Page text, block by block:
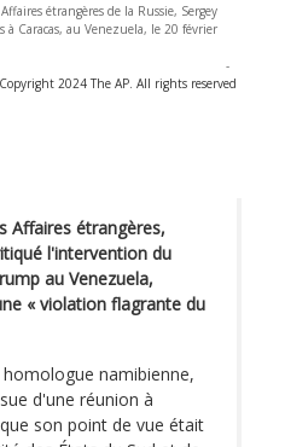
étrangères de la Russie, Sergey
Caracas, au Venezuela, le 20 février
-
2024 The AP. All rights reserved
Affaires étrangères,
l'intervention du
au Venezuela,
« violation flagrante du
namibienne,
d'une réunion à
son point de vue était